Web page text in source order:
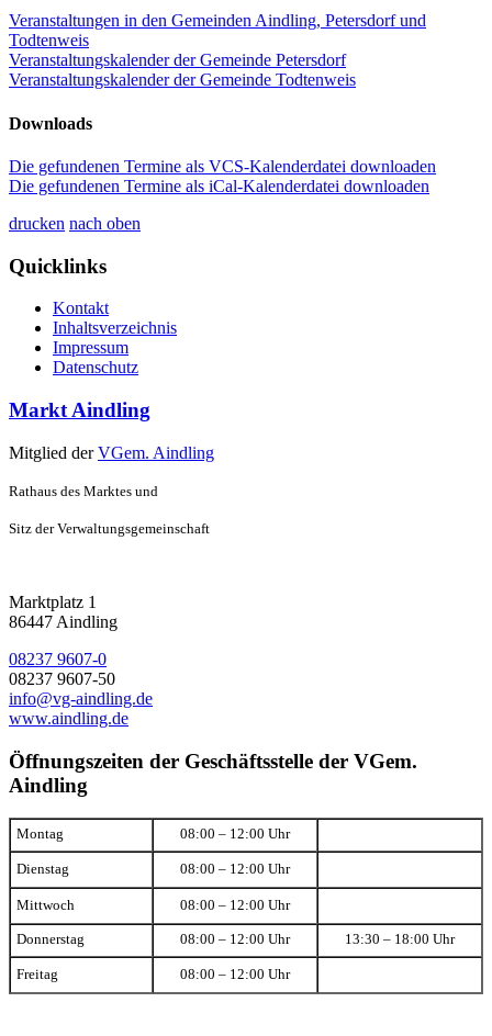
Veranstaltungen in den Gemeinden Aindling, Petersdorf und
Todtenweis
Veranstaltungskalender der Gemeinde Petersdorf
Veranstaltungskalender der Gemeinde Todtenweis
Downloads
Die gefundenen Termine als VCS-Kalenderdatei downloaden
Die gefundenen Termine als iCal-Kalenderdatei downloaden
drucken nach oben
Quicklinks
Kontakt
Inhaltsverzeichnis
Impressum
Datenschutz
Markt Aindling
Mitglied derVGem. Aindling
Rathaus des Marktes und
Sitz der Verwaltungsgemeinschaft
Marktplatz 1
86447 Aindling
08237 9607-0
08237 9607-50
info@vg-aindling.de
www.aindling.de
Öffnungszeiten der Geschäftsstelle der VGem.
Aindling
Montag 08:00 – 12:00 Uhr
Dienstag 08:00 – 12:00 Uhr
Mittwoch 08:00 – 12:00 Uhr
Donnerstag 08:00 – 12:00 Uhr 13:30 – 18:00 Uhr
Freitag 08:00 – 12:00 Uhr